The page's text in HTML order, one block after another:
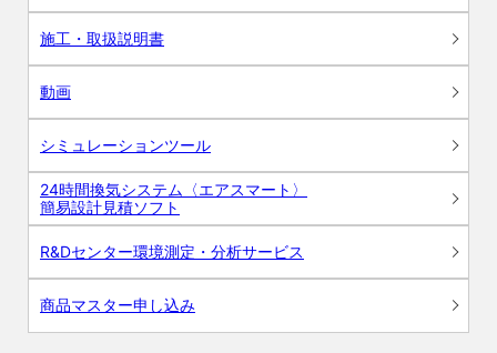
施工・取扱説明書
動画
シミュレーションツール
24時間換気システム〈エアスマート〉
簡易設計見積ソフト
R&Dセンター環境測定・分析サービス
商品マスター申し込み